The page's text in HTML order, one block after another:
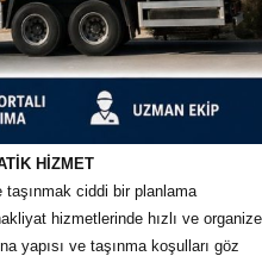
HİZMET
ciddi bir planlama
hizmetlerinde hızlı ve organize
yapısı ve taşınma koşulları göz